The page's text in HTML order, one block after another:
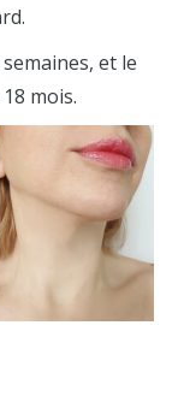
et le
mois.